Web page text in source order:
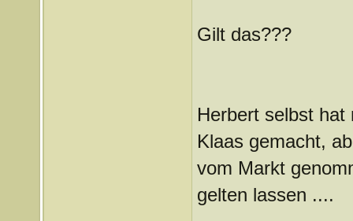
Gilt das???
Herbert selbst
Klaas gemacht,
vom Markt
gelten lassen ....